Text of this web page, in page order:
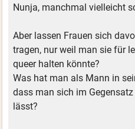
Nunja, manchmal vielleicht
Aber lassen Frauen sich
tragen, nur weil man sie für
queer halten könnte?
Was hat man als Mann in
dass man sich im
lässt?